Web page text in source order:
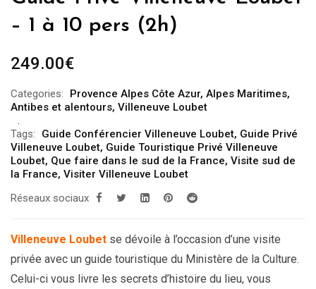
– 1 à 10 pers (2h)
249.00€
Categories: Provence Alpes Côte Azur, Alpes Maritimes,
Antibes et alentours, Villeneuve Loubet
Tags: Guide Conférencier Villeneuve Loubet, Guide Privé
Villeneuve Loubet, Guide Touristique Privé Villeneuve
Loubet, Que faire dans le sud de la France, Visite sud de
la France, Visiter Villeneuve Loubet
Réseaux sociaux
Villeneuve Loubet se dévoile à l’occasion d’une visite
privée avec un guide touristique du Ministère de la Culture.
Celui-ci vous livre les secrets d’histoire du lieu, vous